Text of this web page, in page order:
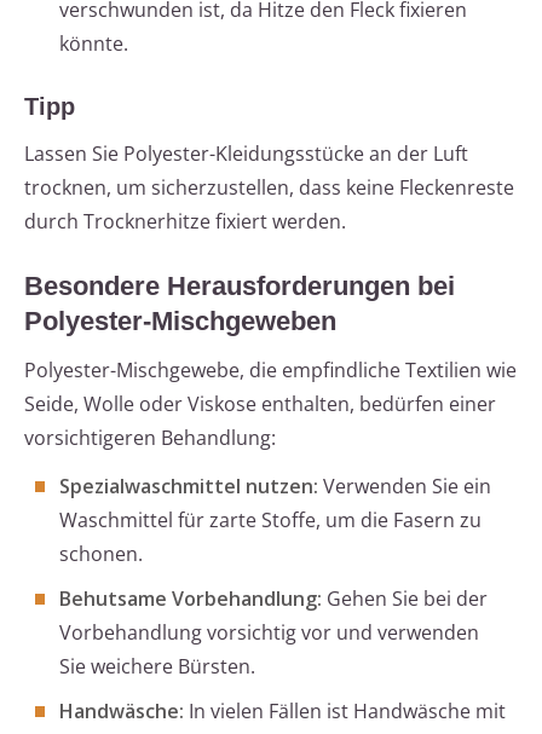
verschwunden ist, da Hitze den Fleck fixieren
könnte.
Tipp
Lassen Sie Polyester-Kleidungsstücke an der Luft
trocknen, um sicherzustellen, dass keine Fleckenreste
durch Trocknerhitze fixiert werden.
Besondere Herausforderungen bei
Polyester-Mischgeweben
Polyester-Mischgewebe, die empfindliche Textilien wie
Seide, Wolle oder Viskose enthalten, bedürfen einer
vorsichtigeren Behandlung:
Spezialwaschmittel nutzen: Verwenden Sie ein
Waschmittel für zarte Stoffe, um die Fasern zu
schonen.
Behutsame Vorbehandlung: Gehen Sie bei der
Vorbehandlung vorsichtig vor und verwenden
Sie weichere Bürsten.
Handwäsche: In vielen Fällen ist Handwäsche mit